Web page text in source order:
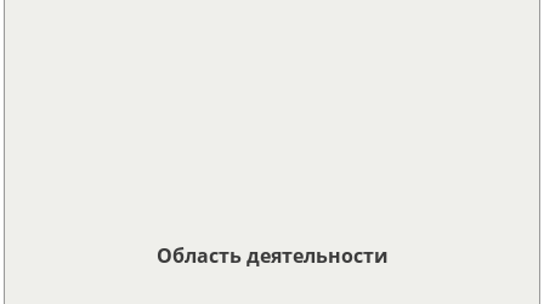
Область деятельности